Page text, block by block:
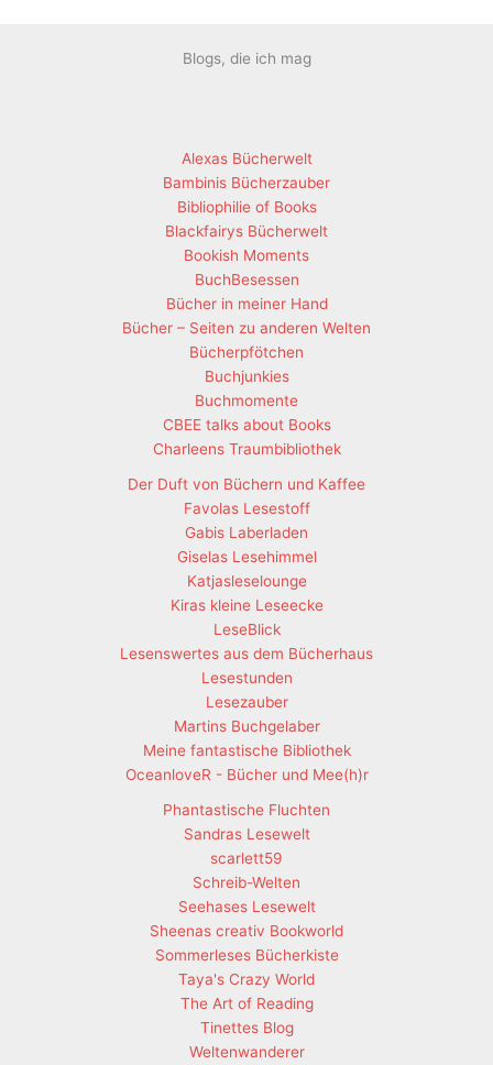
Blogs, die ich mag
Alexas Bücherwelt
Bambinis Bücherzauber
Bibliophilie of Books
Blackfairys Bücherwelt
Bookish Moments
BuchBesessen
Bücher in meiner Hand
Bücher – Seiten zu anderen Welten
Bücherpfötchen
Buchjunkies
Buchmomente
CBEE talks about Books
Charleens Traumbibliothek
Der Duft von Büchern und Kaffee
Favolas Lesestoff
Gabis Laberladen
Giselas Lesehimmel
Katjasleselounge
Kiras kleine Leseecke
LeseBlick
Lesenswertes aus dem Bücherhaus
Lesestunden
Lesezauber
Martins Buchgelaber
Meine fantastische Bibliothek
OceanloveR - Bücher und Mee(h)r
Phantastische Fluchten
Sandras Lesewelt
scarlett59
Schreib-Welten
Seehases Lesewelt
Sheenas creativ Bookworld
Sommerleses Bücherkiste
Taya's Crazy World
The Art of Reading
Tinettes Blog
Weltenwanderer